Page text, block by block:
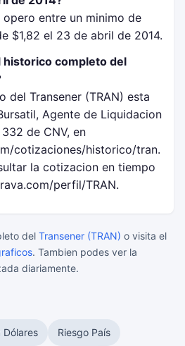
opero entre un minimo de
$1,82 el 23 de abril de 2014.
historico completo del
del Transener (TRAN) esta
Agente de Liquidacion
de CNV, en
cotizaciones/historico/tran.
la cotizacion en tiempo
perfil/TRAN.
del Transener (TRAN) o visita el
. Tambien podes ver la
diariamente.
Dólares Riesgo País